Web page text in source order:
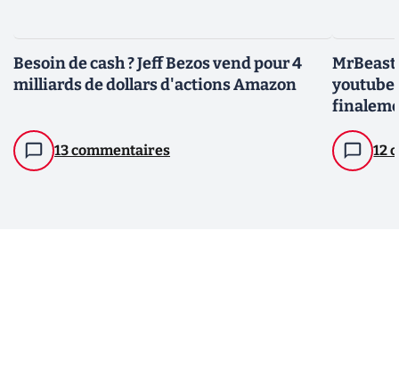
Besoin de cash ? Jeff Bezos vend pour 4
milliards de dollars d'actions Amazon
13 commentaires 12